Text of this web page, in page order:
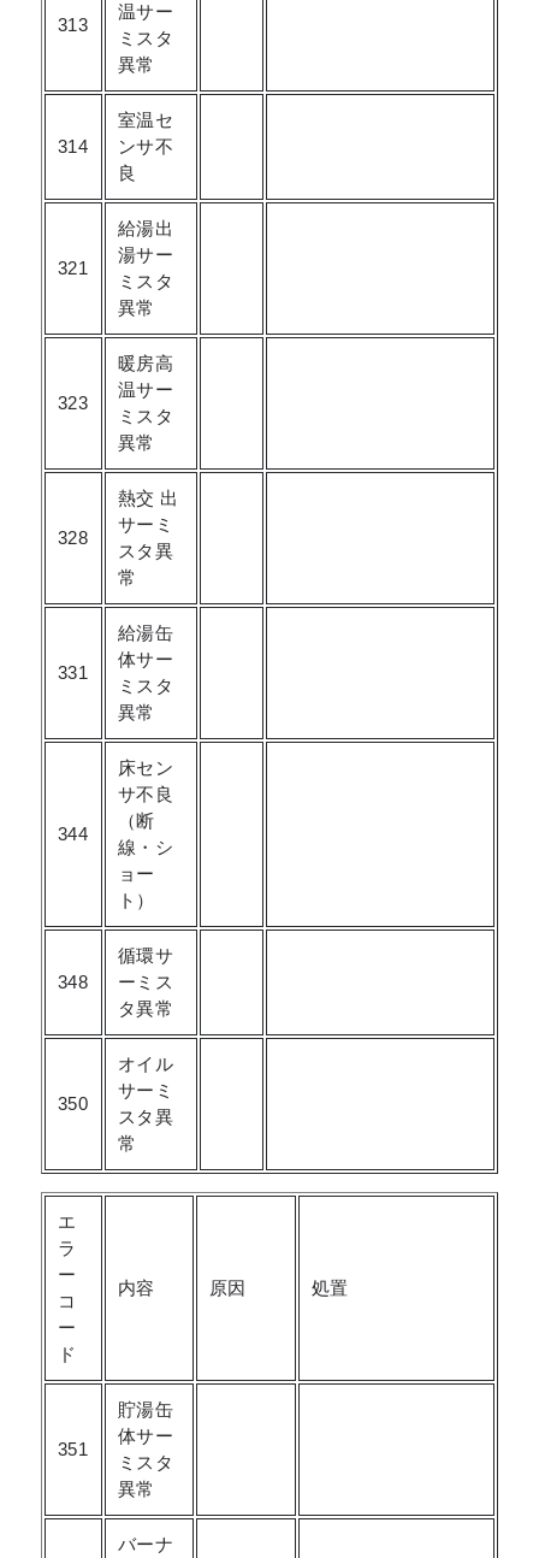
313
温サー
ミスタ
異常
314
室温セ
ンサ不
良
321
給湯出
湯サー
ミスタ
異常
323
暖房高
温サー
ミスタ
異常
328
熱交 出
サーミ
スタ異
常
331
給湯缶
体サー
ミスタ
異常
344
床セン
サ不良
（断
線・シ
ョー
ト）
348
循環サ
ーミス
タ異常
350
オイル
サーミ
スタ異
常
エ
ラ
ー
コ
ー
ド
内容 原因 処置
351
貯湯缶
体サー
ミスタ
異常
バーナ